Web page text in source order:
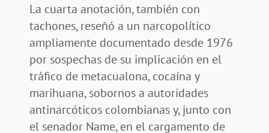
La cuarta anotación, también con
tachones, reseñó a un narcopolítico
ampliamente documentado desde 1976
por sospechas de su implicación en el
tráfico de metacualona, cocaína y
marihuana, sobornos a autoridades
antinarcóticos colombianas y, junto con
el senador Name, en el cargamento de